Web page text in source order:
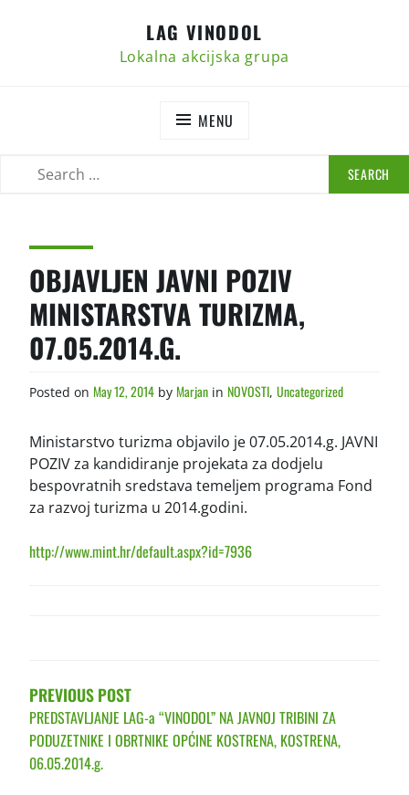
LAG VINODOL
Lokalna akcijska grupa
MENU
OBJAVLJEN JAVNI POZIV
MINISTARSTVA TURIZMA,
07.05.2014.G.
Posted on May 12, 2014 by Marjan in NOVOSTI, Uncategorized
Ministarstvo turizma objavilo je 07.05.2014.g. JAVNI
POZIV za kandidiranje projekata za dodjelu
bespovratnih sredstava temeljem programa Fond
za razvoj turizma u 2014.godini.
http://www.mint.hr/default.aspx?id=7936
PREVIOUS POST
PREDSTAVLJANJE LAG-a “VINODOL” NA JAVNOJ TRIBINI ZA
PODUZETNIKE I OBRTNIKE OPĆINE KOSTRENA, KOSTRENA,
06.05.2014.g.